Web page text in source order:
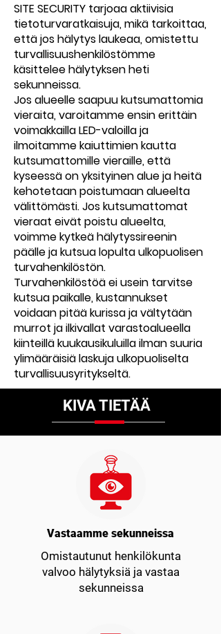
SITE SECURITY tarjoaa aktiivisia
tietoturvaratkaisuja, mikä tarkoittaa,
että jos hälytys laukeaa, omistettu
turvallisuushenkilöstömme
käsittelee hälytyksen heti
sekunneissa.
Jos alueelle saapuu kutsumattomia
vieraita, varoitamme ensin erittäin
voimakkailla LED-valoilla ja
ilmoitamme kaiuttimien kautta
kutsumattomille vieraille, että
kyseessä on yksityinen alue ja heitä
kehotetaan poistumaan alueelta
välittömästi. Jos kutsumattomat
vieraat eivät poistu alueelta,
voimme kytkeä hälytyssireenin
päälle ja kutsua lopulta ulkopuolisen
turvahenkilöstön.
Turvahenkilöstöä ei usein tarvitse
kutsua paikalle, kustannukset
voidaan pitää kurissa ja vältytään
murrot ja ilkivallat varastoalueella
kiinteillä kuukausikuluilla ilman suuria
ylimääräisiä laskuja ulkopuoliselta
turvallisuusyritykseltä.
KIVA TIETÄÄ
Vastaamme sekunneissa
Omistautunut henkilökunta
valvoo hälytyksiä ja vastaa
sekunneissa